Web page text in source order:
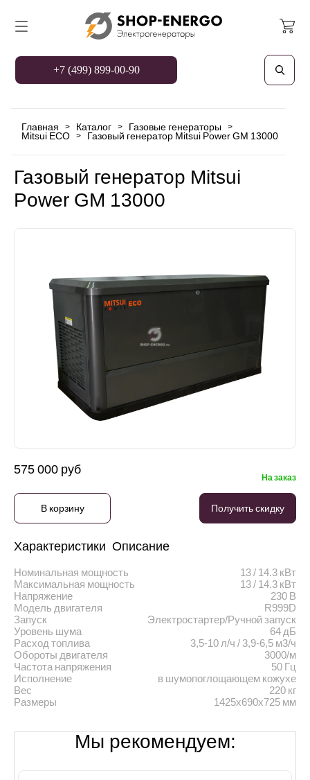
+7 (499) 899-00-90
Главная > Каталог > Газовые генераторы >
Mitsui ECO > Газовый генератор Mitsui Power GM 13000
Газовый генератор Mitsui
Power GM 13000
575 000 руб
На заказ
В корзину Получить скидку
Характеристики Описание
Номинальная мощность
13 / 14.3 кВт
Максимальная мощность
13 / 14.3 кВт
Напряжение
230 В
Модель двигателя
R999D
Запуск
Электростартер/Ручной запуск
Уровень шума
64 дБ
Расход топлива
3,5-10 л/ч / 3,9-6,5 м3/ч
Обороты двигателя
3000/м
Частота напряжения
50 Гц
Исполнение
в шумопоглощающем кожухе
Вес
220 кг
Размеры
1425x690x725 мм
Мы рекомендуем: